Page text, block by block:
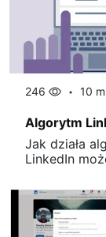
246 10
Algorytm
Jak działa
LinkedIn